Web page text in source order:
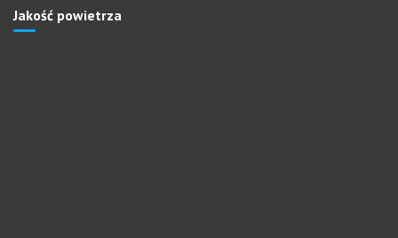
Jakość powietrza